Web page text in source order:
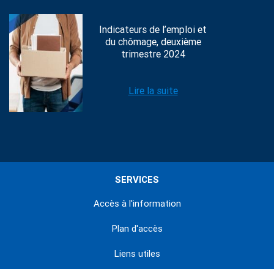
Indicateurs de l’emploi et
du chômage, deuxième
trimestre 2024
Lire la suite
SERVICES
Accès à l'information
Plan d'accès
Liens utiles